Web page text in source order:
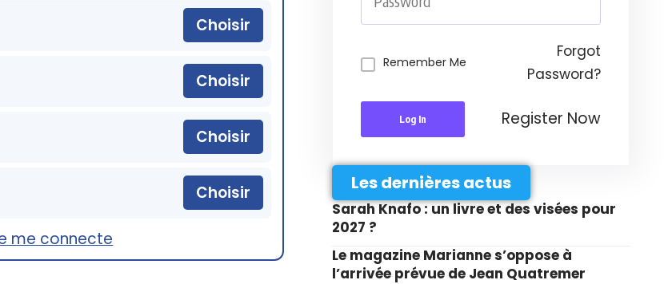
Choisir
Choisir
Choisir
Choisir
me connecte
Remember Me
Forgot
Password?
Log In Register Now
Les dernières actus
Sarah Knafo : un livre et des visées pour
2027 ?
Le magazine Marianne s’oppose à
l’arrivée prévue de Jean Quatremer